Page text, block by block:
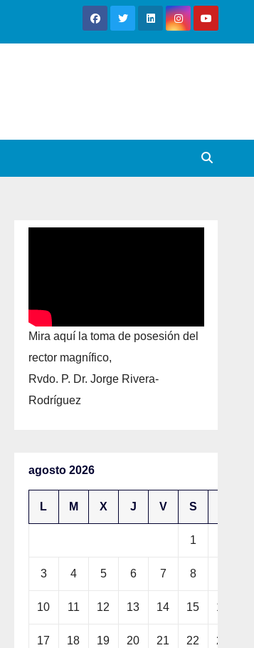
Mira aquí la toma de posesión del
rector magnífico,
Rvdo. P. Dr. Jorge Rivera-
Rodríguez
agosto 2026
L M X J V S
1
3 4 5 6 7 8
10 11 12 13 14 15 16
17 18 19 20 21 22 23